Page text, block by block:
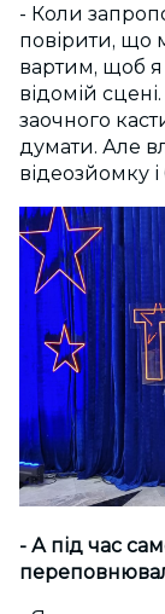
- Коли
повірити, що
вартим, щоб
відомій
заочного
думати. Але
відеозйомку
- А під час